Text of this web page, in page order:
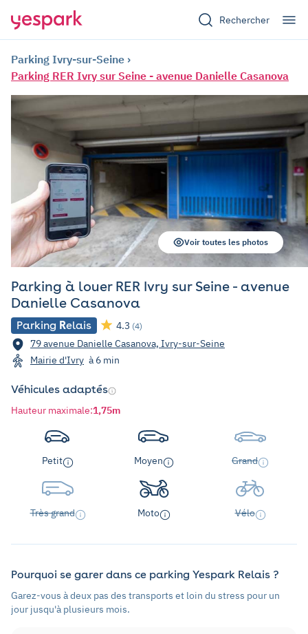
Rechercher
Parking Ivry-sur-Seine
Parking RER Ivry sur Seine - avenue Danielle Casanova
Parking à louer RER Ivry sur Seine - avenue
Danielle Casanova
Parking Relais 4.3 (4)
79 avenue Danielle Casanova, Ivry-sur-Seine
Mairie d'Ivry à 6 min
Voir toutes les photos
Véhicules adaptés
Hauteur maximale:1,75m
Petit Moyen Grand
Très grand Moto Vélo
Pourquoi se garer dans ce parking Yespark Relais ?
Garez-vous à deux pas des transports et loin du stress pour un
jour jusqu'à plusieurs mois.